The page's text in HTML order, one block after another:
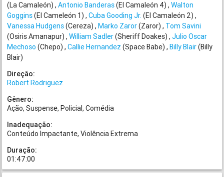
(La Camaleón) Antonio Banderas(El Camaleón 4) Walton
Goggins(El Cameleón 1) Cuba Gooding Jr. (El Camaleón 2)
Vanessa Hudgens(Cereza) Marko Zaror(Zaror) Tom Savini
(Osiris Amanapur) William Sadler(Sheriff Doakes) Julio Oscar
Mechoso (Chepo) Callie Hernandez (Space Babe) Billy Blair(Billy
Blair)
Direção:
Robert Rodriguez
Gênero:
Ação Suspense Policial Comédia
Inadequação:
Conteúdo Impactante Violência Extrema
Duração:
01:47:00